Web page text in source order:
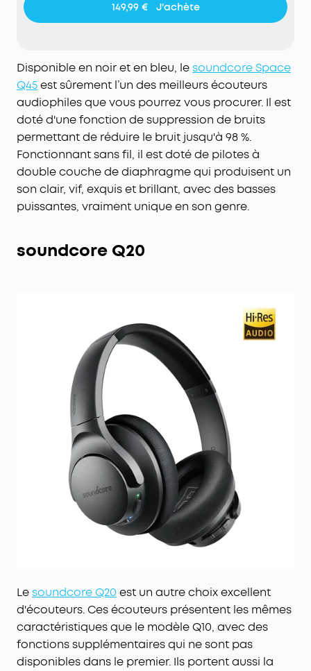
Les coussinets doux et l'arceau ajustable garantissent
Profitez d'un son riche et détaillé grâce à la
compatibilité Hi-Res et LDAC.
Double connexion Bluetooth 5.3
Passez facilement d'un appareil à l'autre pour
écouter de la musique ou répondre à vos appels.
149,99 € J'achète
Disponible en noir et en bleu, lesoundcore Space
Q45est sûrement l’un des meilleurs écouteurs
audiophiles que vous pourrez vous procurer. Il est
doté d'une fonction de suppression de bruits
permettant de réduire le bruit jusqu'à 98 %.
Fonctionnant sans fil, il est doté de pilotes à
double couche de diaphragme qui produisent un
son clair, vif, exquis et brillant, avec des basses
puissantes, vraiment unique en son genre.
soundcore Q20
Lesoundcore Q20 est un autre choix excellent
d'écouteurs. Ces écouteurs présentent les mêmes
caractéristiques que le modèle Q10, avec des
fonctions supplémentaires qui ne sont pas
disponibles dans le premier. Ils portent aussi la